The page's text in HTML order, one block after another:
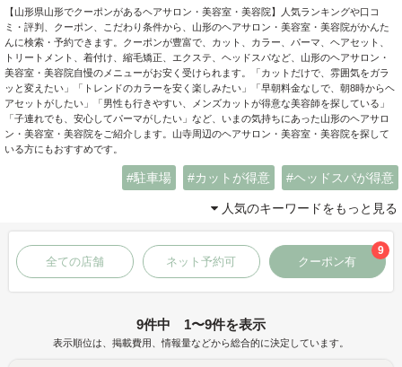
【山形県山形でクーポンがあるヘアサロン・美容室・美容院】人気ランキングや口コ
ミ・評判、クーポン、こだわり条件から、山形のヘアサロン・美容室・美容院がかんた
んに検索・予約できます。クーポンが豊富で、カット、カラー、パーマ、ヘアセット、
トリートメント、着付け、縮毛矯正、エクステ、ヘッドスパなど、山形のヘアサロン・
美容室・美容院自慢のメニューがお安く受けられます。「カットだけで、雰囲気をガラ
ッと変えたい」「トレンドのカラーを安く楽しみたい」「早朝料金なしで、朝8時からヘ
アセットがしたい」「男性も行きやすい、メンズカットが得意な美容師を探している」
「子連れでも、安心してパーマがしたい」など、いまの気持ちにあった山形のヘアサロ
ン・美容室・美容院をご紹介します。山寺周辺のヘアサロン・美容室・美容院を探して
いる方にもおすすめです。
駐車場 カットが得意 ヘッドスパが得意
人気のキーワードをもっと見る
全ての店舗 ネット予約可 クーポン有
9
9件中 1〜9件を表示
表示順位は、掲載費用、情報量などから総合的に決定しています。